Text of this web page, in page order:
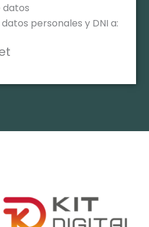
datos
personales y DNI a: